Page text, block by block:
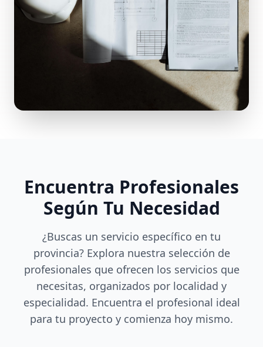
Encuentra Profesionales
Según Tu Necesidad
¿Buscas un servicio específico en tu
provincia? Explora nuestra selección de
profesionales que ofrecen los servicios que
necesitas, organizados por localidad y
especialidad. Encuentra el profesional ideal
para tu proyecto y comienza hoy mismo.